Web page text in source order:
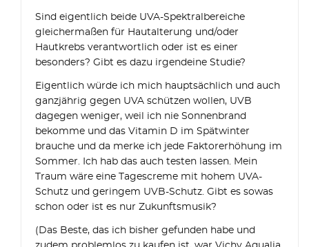
Sind eigentlich beide UVA-Spektralbereiche
gleichermaßen für Hautalterung und/oder
Hautkrebs verantwortlich oder ist es einer
besonders? Gibt es dazu irgendeine Studie?
Eigentlich würde ich mich hauptsächlich und auch
ganzjährig gegen UVA schützen wollen, UVB
dagegen weniger, weil ich nie Sonnenbrand
bekomme und das Vitamin D im Spätwinter
brauche und da merke ich jede Faktorerhöhung im
Sommer. Ich hab das auch testen lassen. Mein
Traum wäre eine Tagescreme mit hohem UVA-
Schutz und geringem UVB-Schutz. Gibt es sowas
schon oder ist es nur Zukunftsmusik?
(Das Beste, das ich bisher gefunden habe und